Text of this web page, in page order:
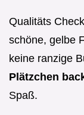
Qualitäts
schöne, gelbe
keine ranzige
Plätzchen
Spaß.